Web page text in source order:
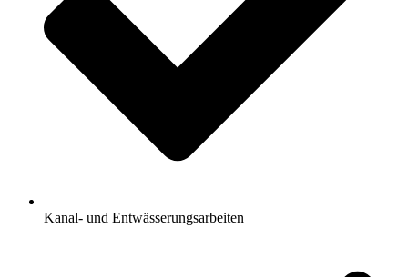
Kanal- und Entwässerungsarbeiten